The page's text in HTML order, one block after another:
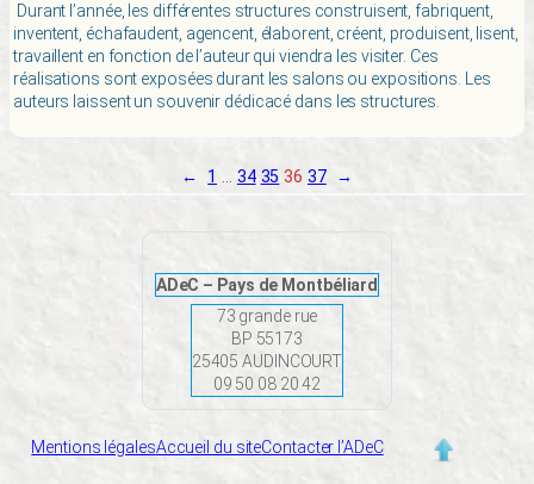
Durant l’année, les différentes structures construisent, fabriquent,
inventent, échafaudent, agencent, élaborent, créent, produisent, lisent,
travaillent en fonction de l’auteur qui viendra les visiter. Ces
réalisations sont exposées durant les salons ou expositions. Les
auteurs laissent un souvenir dédicacé dans les structures.
← 1 … 34 35 36 37 →
ADeC – Pays de Montbéliard
73 grande rue
BP 55173
25405 AUDINCOURT
09 50 08 20 42
Mentions légalesAccueil du siteContacter l’ADeC